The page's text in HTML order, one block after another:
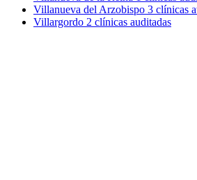
Villanueva del Arzobispo 3 clínicas
Villargordo 2 clínicas auditadas